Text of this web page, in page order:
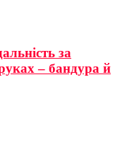
за
– бандура й